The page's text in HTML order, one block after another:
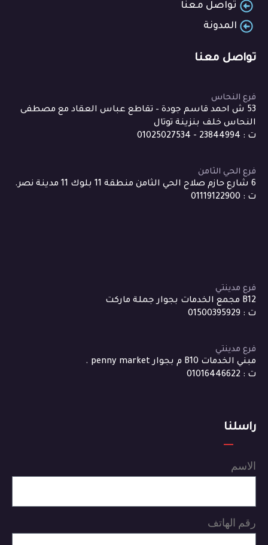
تواصل معنا
المدونة
تواصل معنا
فرع النحاس
53 ش احمد قاسم جودة – تقاطع عباس العقاد مع مصطفى
النحاس خلف بنزينة توتال
ت : 23844994 - 01025027534
فرع الحي الثامن
6 شارع حازم صلاح الحي الثامن منطقة 11 بلوك 11 مدينة نصر.
ت : 01119122900
فرع مدينتي
B12 مجمع الخدمات بجوار جملة ماركت
ت : 01500395929
فرع مدينتي
مبني الخدمات B10 م بجوار penny market .
ت : 01016446622
راسلنا
الاسم
رقم الهاتف